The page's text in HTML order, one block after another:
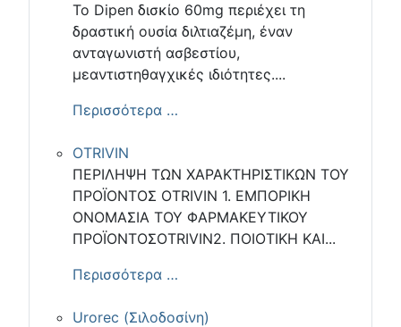
Το Dipen δισκίο 60mg περιέχει τη
δραστική ουσία διλτιαζέμη, έναν
ανταγωνιστή ασβεστίου,
μεαντιστηθαγχικές ιδιότητες....
Περισσότερα …
OTRIVIN
ΠΕΡΙΛΗΨΗ ΤΩΝ ΧΑΡΑΚΤΗΡΙΣΤΙΚΩΝ ΤΟΥ
ΠΡΟΪΟΝΤΟΣ OTRIVIN 1. ΕΜΠΟΡΙΚΗ
ΟΝΟΜΑΣΙΑ ΤΟΥ ΦΑΡΜΑΚΕΥΤΙΚΟΥ
ΠΡΟΪΟΝΤΟΣOTRIVIN2. ΠΟΙΟΤΙΚΗ ΚΑΙ...
Περισσότερα …
Urorec (Σιλοδοσίνη)